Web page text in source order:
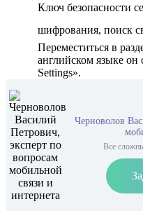
Ключ безопасности
шифрования, поиск
Переместиться в
английском языке он
Settings».
Черноволов
Все